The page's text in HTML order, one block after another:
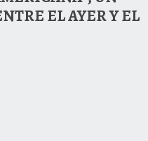
EL AYER Y EL